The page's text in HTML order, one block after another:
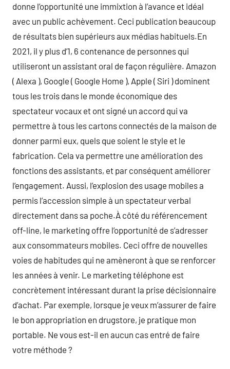
donne l’opportunité une immixtion à l’avance et idéal
avec un public achèvement. Ceci publication beaucoup
de résultats bien supérieurs aux médias habituels.En
2021, il y plus d’1, 6 contenance de personnes qui
utiliseront un assistant oral de façon régulière. Amazon
( Alexa ), Google ( Google Home ), Apple ( Siri ) dominent
tous les trois dans le monde économique des
spectateur vocaux et ont signé un accord qui va
permettre à tous les cartons connectés de la maison de
donner parmi eux, quels que soient le style et le
fabrication. Cela va permettre une amélioration des
fonctions des assistants, et par conséquent améliorer
l’engagement. Aussi, l’explosion des usage mobiles a
permis l’accession simple à un spectateur verbal
directement dans sa poche.À côté du référencement
off-line, le marketing offre l’opportunité de s’adresser
aux consommateurs mobiles. Ceci offre de nouvelles
voies de habitudes qui ne amèneront à que se renforcer
les années à venir. Le marketing téléphone est
concrètement intéressant durant la prise décisionnaire
d’achat. Par exemple, lorsque je veux m’assurer de faire
le bon appropriation en drugstore, je pratique mon
portable. Ne vous est-il en aucun cas entré de faire
votre méthode ?